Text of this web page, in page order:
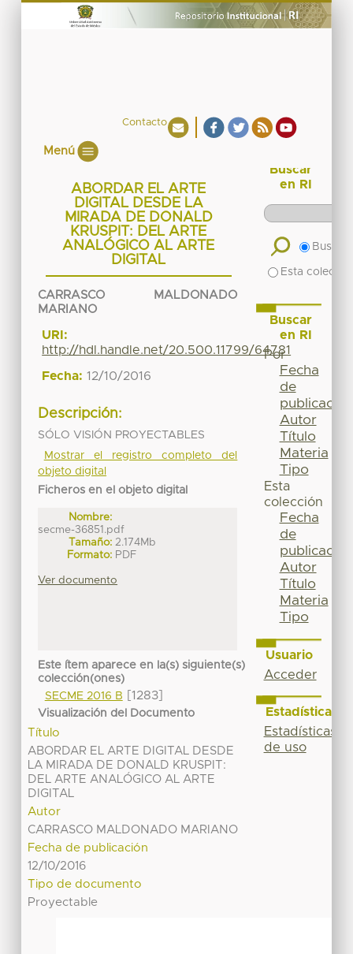
Contacto
Menú
ABORDAR EL ARTE
DIGITAL DESDE LA
MIRADA DE DONALD
KRUSPIT: DEL ARTE
ANALÓGICO AL ARTE
DIGITAL
CARRASCO MALDONADO
MARIANO
URI:
http://hdl.handle.net/20.500.11799/64781
Fecha: 12/10/2016
Descripción:
SÓLO VISIÓN PROYECTABLES
Mostrar el registro completo del
objeto digital
Ficheros en el objeto digital
Nombre:
secme-36851.pdf
Tamaño: 2.174Mb
Formato: PDF
Ver documento
Este ítem aparece en la(s) siguiente(s)
colección(ones)
SECME 2016 B
[1283]
Visualización del Documento
Título
ABORDAR EL ARTE DIGITAL DESDE
LA MIRADA DE DONALD KRUSPIT:
DEL ARTE ANALÓGICO AL ARTE
DIGITAL
Autor
CARRASCO MALDONADO MARIANO
Fecha de publicación
12/10/2016
Tipo de documento
Proyectable
Buscar
en RI
Buscar
Esta
Buscar
en RI
Por
Fecha
de
publicación
Autor
Título
Materia
Tipo
Esta
colección
Fecha
de
publicación
Autor
Título
Materia
Tipo
Usuario
Acceder
Estadísticas
Estadísticas
de uso